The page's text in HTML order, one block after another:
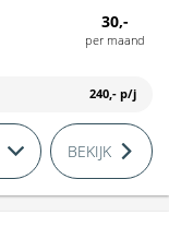
30,-
per maand
240,- p/j
BEKIJK